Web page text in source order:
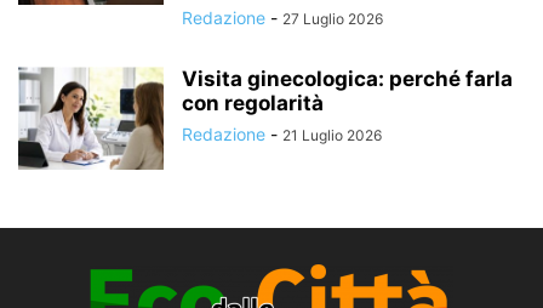
Redazione - 27 Luglio 2026
Visita ginecologica: perché farla
con regolarità
Redazione - 21 Luglio 2026